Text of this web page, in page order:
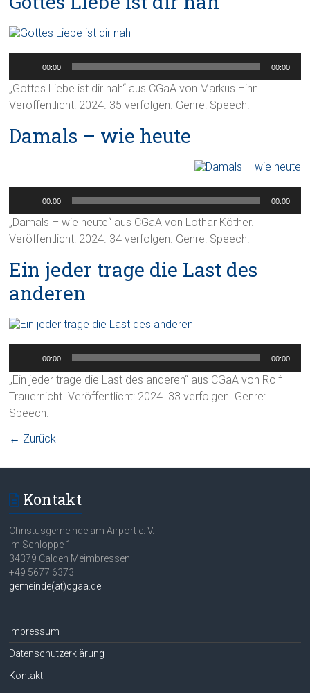
00:00 00:00
„Gottes Liebe ist dir nah“ aus CGaA von Markus Hinn.
Veröffentlicht: 2024. 35 verfolgen. Genre: Speech.
Damals – wie heute
00:00 00:00
„Damals – wie heute“ aus CGaA von Lothar Köther.
Veröffentlicht: 2024. 34 verfolgen. Genre: Speech.
Ein jeder trage die Last des
anderen
00:00 00:00
„Ein jeder trage die Last des anderen“ aus CGaA von Rolf
Trauernicht. Veröffentlicht: 2024. 33 verfolgen. Genre:
Speech.
← Zurück
Kontakt
Christusgemeinde am Airport e. V.
Im Schloppe 1
34379 Calden Meimbressen
+49 5677 6373
gemeinde(at)cgaa.de
Impressum
Datenschutzerklärung
Kontakt